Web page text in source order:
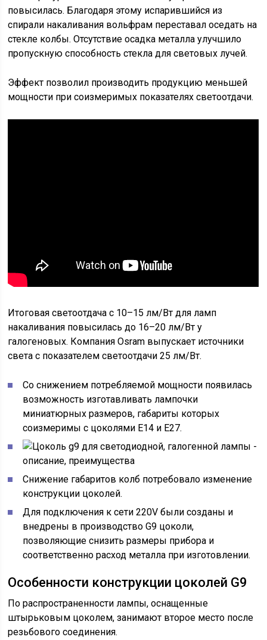
повысилась. Благодаря этому испарившийся из
спирали накаливания вольфрам переставал оседать на
стекле колбы. Отсутствие осадка металла улучшило
пропускную способность стекла для световых лучей.
Эффект позволил производить продукцию меньшей
мощности при соизмеримых показателях светоотдачи.
Итоговая светоотдача с 10–15 лм/Вт для ламп
накаливания повысилась до 16–20 лм/Вт у
галогеновых. Компания Osram выпускает источники
света с показателем светоотдачи 25 лм/Вт.
Со снижением потребляемой мощности появилась
возможность изготавливать лампочки
миниатюрных размеров, габариты которых
соизмеримы с цоколями Е14 и Е27.
Снижение габаритов колб потребовало изменение
конструкции цоколей.
Для подключения к сети 220V были созданы и
внедрены в производство G9 цоколи,
позволяющие снизить размеры прибора и
соответственно расход металла при изготовлении.
Особенности конструкции цоколей G9
По распространенности лампы, оснащенные
штырьковым цоколем, занимают второе место после
резьбового соединения.